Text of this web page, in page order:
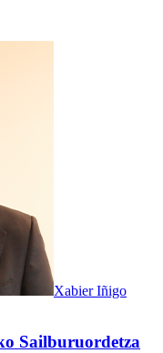
Xabier Iñigo
Sailburuordetza